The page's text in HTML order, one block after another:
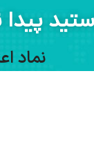
پیدا
نماد